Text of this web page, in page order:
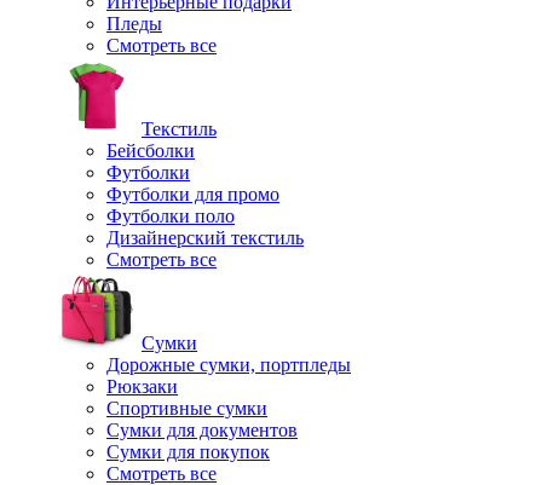
Пледы
Смотреть все
Текстиль
Бейсболки
Футболки
Футболки для промо
Футболки поло
Дизайнерский текстиль
Смотреть все
Сумки
Дорожные сумки, портпледы
Рюкзаки
Спортивные сумки
Сумки для документов
Сумки для покупок
Смотреть все